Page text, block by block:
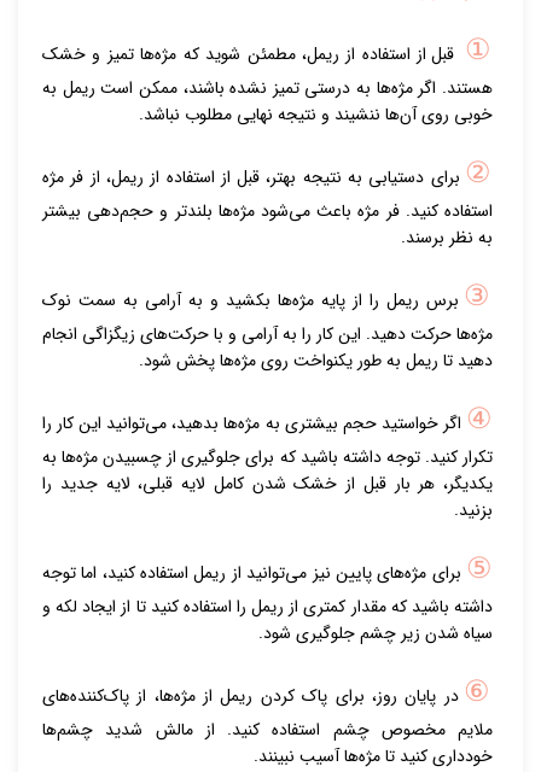
① قبل از استفاده از ریمل، مطمئن شوید که مژه‌ها تمیز و خشک
هستند. اگر مژه‌ها به درستی تمیز نشده باشند، ممکن است ریمل به
خوبی روی آن‌ها ننشیند و نتیجه نهایی مطلوب نباشد.
② برای دستیابی به نتیجه بهتر، قبل از استفاده از ریمل، از فر مژه
استفاده کنید. فر مژه باعث می‌شود مژه‌ها بلندتر و حجم‌دهی بیشتر
به نظر برسند.
③ برس ریمل را از پایه مژه‌ها بکشید و به آرامی به سمت نوک
مژه‌ها حرکت دهید. این کار را به آرامی و با حرکت‌های زیگزاگی انجام
دهید تا ریمل به طور یکنواخت روی مژه‌ها پخش شود.
④ اگر خواستید حجم بیشتری به مژه‌ها بدهید، می‌توانید این کار را
تکرار کنید. توجه داشته باشید که برای جلوگیری از چسبیدن مژه‌ها به
یکدیگر، هر بار قبل از خشک شدن کامل لایه قبلی، لایه جدید را
بزنید.
⑤ برای مژه‌های پایین نیز می‌توانید از ریمل استفاده کنید، اما توجه
داشته باشید که مقدار کمتری از ریمل را استفاده کنید تا از ایجاد لکه و
سیاه شدن زیر چشم جلوگیری شود.
⑥ در پایان روز، برای پاک کردن ریمل از مژه‌ها، از پاک‌کننده‌های
ملایم مخصوص چشم استفاده کنید. از مالش شدید چشم‌ها
خودداری کنید تا مژه‌ها آسیب نبینند.